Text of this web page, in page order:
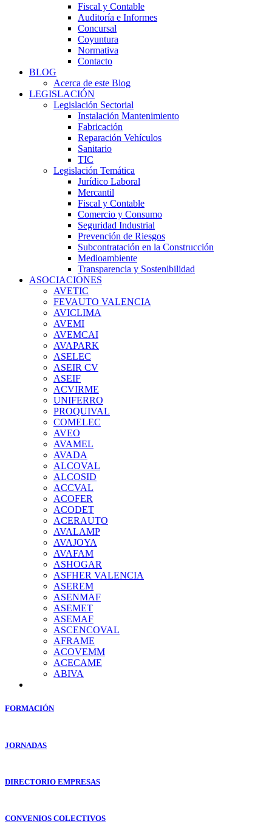
Fiscal y Contable
Auditoría e Informes
Concursal
Coyuntura
Normativa
Contacto
BLOG
Acerca de este Blog
LEGISLACIÓN
Legislación Sectorial
Instalación Mantenimiento
Fabricación
Reparación Vehículos
Sanitario
TIC
Legislación Temática
Jurídico Laboral
Mercantil
Fiscal y Contable
Comercio y Consumo
Seguridad Industrial
Prevención de Riesgos
Subcontratación en la Construcción
Medioambiente
Transparencia y Sostenibilidad
ASOCIACIONES
AVETIC
FEVAUTO VALENCIA
AVICLIMA
AVEMI
AVEMCAI
AVAPARK
ASELEC
ASEIR CV
ASEIF
ACVIRME
UNIFERRO
PROQUIVAL
COMELEC
AVEO
AVAMEL
AVADA
ALCOVAL
ALCOSID
ACCVAL
ACOFER
ACODET
ACERAUTO
AVALAMP
AVAJOYA
AVAFAM
ASHOGAR
ASFHER VALENCIA
ASEREM
ASENMAF
ASEMET
ASEMAF
ASCENCOVAL
AFRAME
ACOVEMM
ACECAME
ABIVA
FORMACIÓN
JORNADAS
DIRECTORIO EMPRESAS
CONVENIOS COLECTIVOS